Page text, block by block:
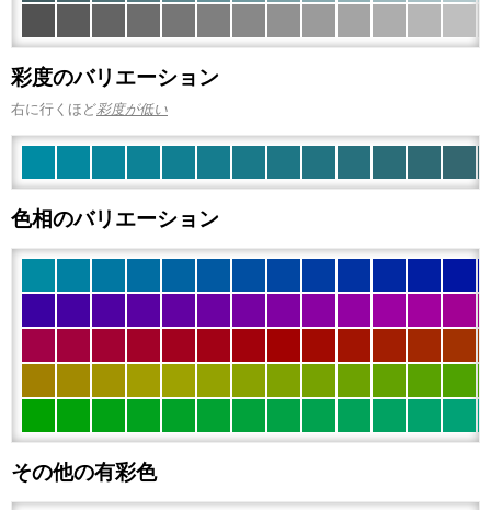
彩度のバリエーション
右に行くほど彩度が低い
色相のバリエーション
その他の有彩色